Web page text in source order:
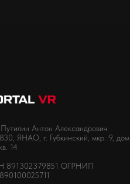
Антон Александрович
ЯНАО, г. Губкинский, мкр. 9, дом
14
891302379851 ОГРНИП